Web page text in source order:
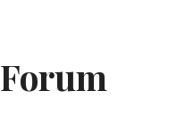
Forum